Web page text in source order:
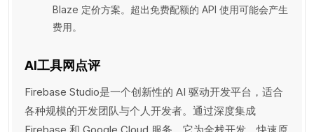
Blaze 定价方案。超出免费配额的 API 使用可能会产生
费用。
AI工具网点评
Firebase Studio是一个创新性的 AI 驱动开发平台，适合
各种规模的开发团队与个人开发者。通过深度集成